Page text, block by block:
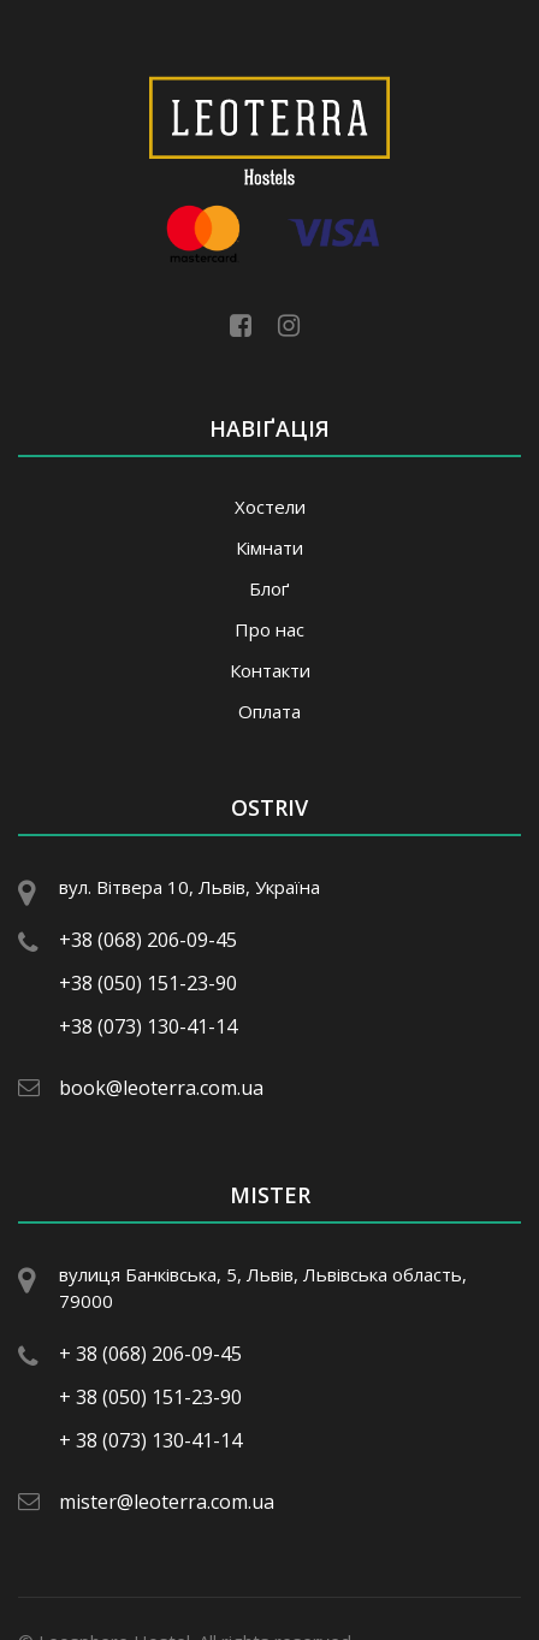
НАВІҐАЦІЯ
Хостели
Кімнати
Блоґ
Про нас
Контакти
Оплата
OSTRIV
вул. Вітвера 10, Львів, Україна
+38 (068) 206-09-45
+38 (050) 151-23-90
+38 (073) 130-41-14
book@leoterra.com.ua
MISTER
вулиця Банківська, 5, Львів, Львівська область,
79000
+ 38 (068) 206-09-45
+ 38 (050) 151-23-90
+ 38 (073) 130-41-14
mister@leoterra.com.ua